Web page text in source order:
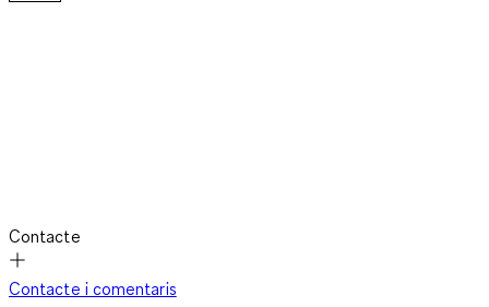
Contacte
Contacte i comentaris